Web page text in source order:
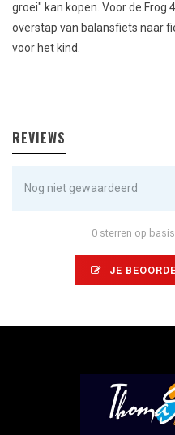
groei" kan kopen. Voor de Frog
overstap van balansfiets naar
voor het kind.
REVIEWS
Nog niet gewaardeerd
0 sterren op
JE